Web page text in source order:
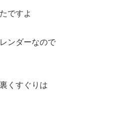
ですよ
ンダーなので
くすぐりは